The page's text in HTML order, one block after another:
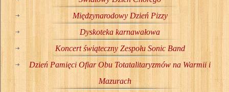
Międzynarodowy Dzień Pizzy
Dyskoteka karnawałowa
Koncert świąteczny Zespołu Sonic Band
Dzień Pamięci Ofiar Obu Totatalitaryzmów na Warmii i
Mazurach